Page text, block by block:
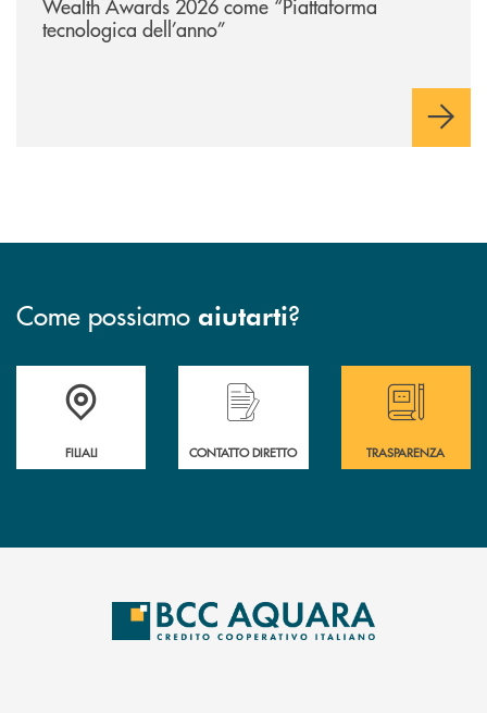
Wealth Awards 2026 come “Piattaforma
tecnologica dell’anno”
Come possiamo aiutarti?
Trova la filiale più vicina a te
FILIALI
Hai bisogno di assistenza immediata ?
CONTATTO DIRETTO
Hai bisogno di
TRASPARENZA